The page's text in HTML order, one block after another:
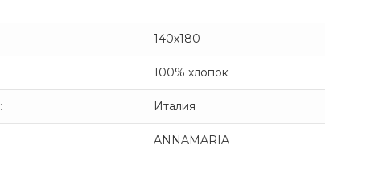
140х180
100% хлопок
: Италия
ANNAMARIA